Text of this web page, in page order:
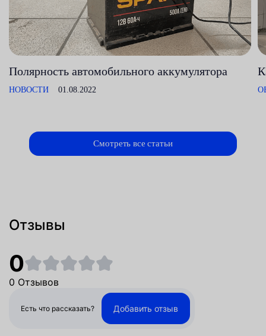
Полярность автомобильного аккумулятора
НОВОСТИ 01.08.2022
Смотреть все статьи
Отзывы
0
0 Отзывов
Есть что рассказать? Добавить отзыв